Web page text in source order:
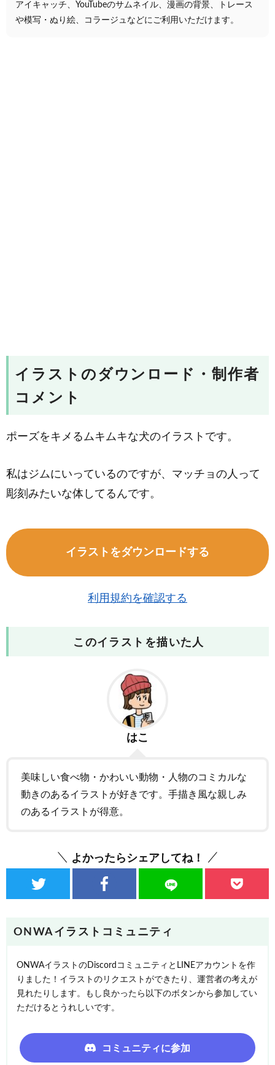
アイキャッチ、YouTubeのサムネイル、漫画の背景、トレース
や模写・ぬり絵、コラージュなどにご利用いただけます。
イラストのダウンロード・制作者
コメント
ポーズをキメるムキムキな犬のイラストです。
私はジムにいっているのですが、マッチョの人って
彫刻みたいな体してるんです。
イラストをダウンロードする
利用規約を確認する
このイラストを描いた人
はこ
美味しい食べ物・かわいい動物・人物のコミカルな
動きのあるイラストが好きです。手描き風な親しみ
のあるイラストが得意。
よかったらシェアしてね！
ONWAイラストコミュニティ
ONWAイラストのDiscordコミュニティとLINEアカウントを作
りました！イラストのリクエストができたり、運営者の考えが
見れたりします。もし良かったら以下のボタンから参加してい
ただけるとうれしいです。
コミュニティに参加